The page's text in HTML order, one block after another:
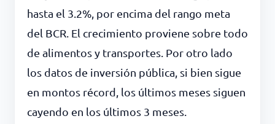
hasta el 3.2%, por encima del rango meta
del BCR. El crecimiento proviene sobre todo
de alimentos y transportes. Por otro lado
los datos de inversión pública, si bien sigue
en montos récord, los últimos meses siguen
cayendo en los últimos 3 meses.